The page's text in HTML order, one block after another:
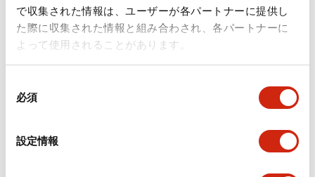
で収集された情報は、ユーザーが各パートナーに提供し
た際に収集された情報と組み合わされ、各パートナーに
よって使用されることがあります。
必須
設定情報
環境仕様
機能仕様